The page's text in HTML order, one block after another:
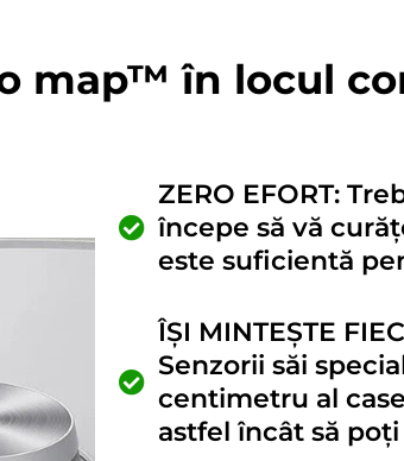
map™ în locul
ZERO EFORT:
începe să vă
este suficientă
ÎȘI MINTEȘTE
Senzorii săi
centimetru al
astfel încât să